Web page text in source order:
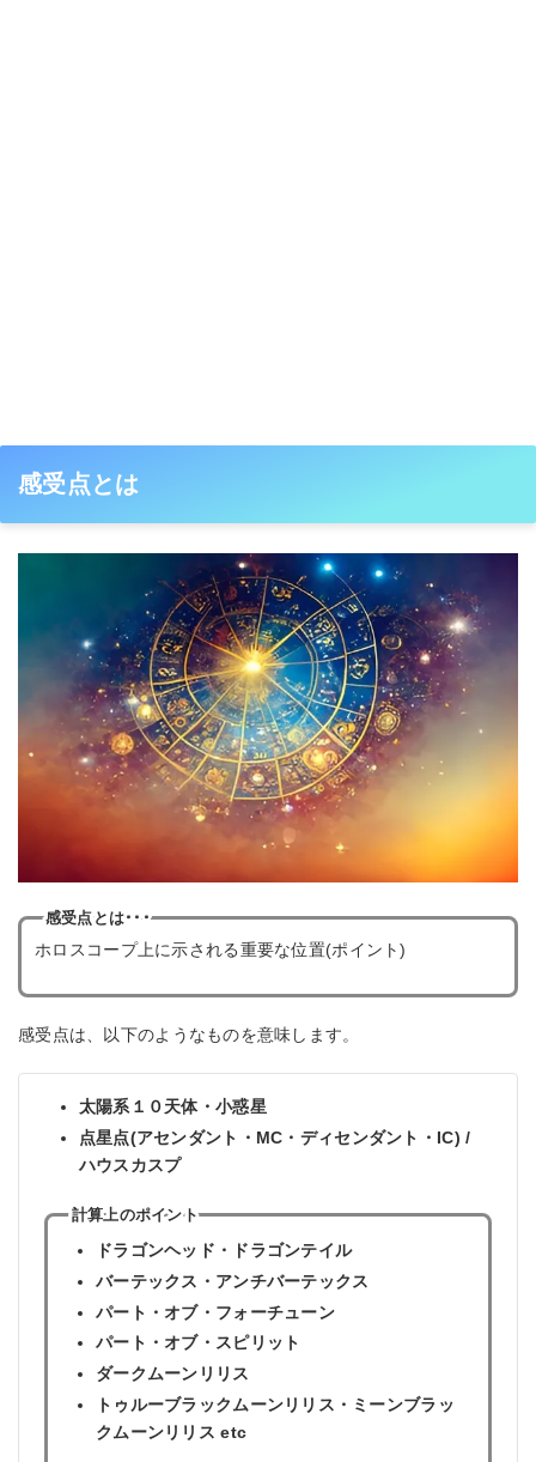
感受点とは
感受点とは･･･
ホロスコープ上に示される重要な位置(ポイント)
感受点は、以下のようなものを意味します。
太陽系１０天体・小惑星
点星点(アセンダント・MC・ディセンダント・IC) /
ハウスカスプ
計算上のポイント
ドラゴンヘッド・ドラゴンテイル
バーテックス・アンチバーテックス
パート・オブ・フォーチューン
パート・オブ・スピリット
ダークムーンリリス
トゥルーブラックムーンリリス・ミーンブラッ
クムーンリリス etc